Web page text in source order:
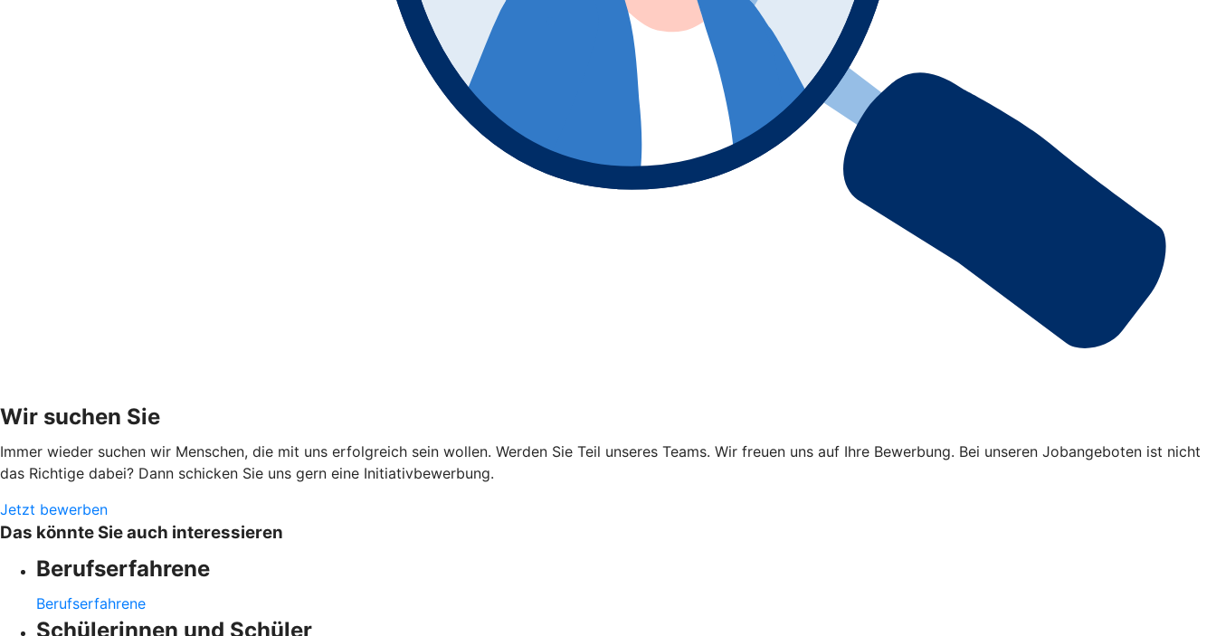
Wir suchen Sie
Immer wieder suchen wir Menschen, die mit uns erfolgreich sein wollen. Werden Sie Teil unseres Teams. Wir freuen uns auf Ihre Bewerbung. Bei unseren Jobangeboten ist nicht
das Richtige dabei? Dann schicken Sie uns gern eine Initiativbewerbung.
Jetzt bewerben
Das könnte Sie auch interessieren
Berufserfahrene
Berufserfahrene
Schülerinnen und Schüler